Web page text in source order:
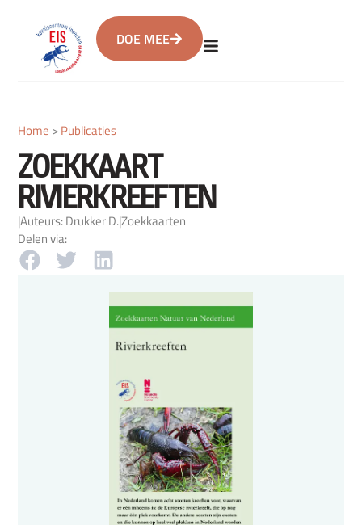
DOE MEE
Home >Publicaties
ZOEKKAART
RIVIERKREEFTEN
|Auteurs: Drukker D.|Zoekkaarten
Delen via: